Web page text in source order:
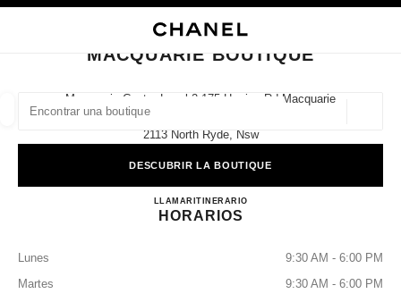
las sugerencias se muestran debajo de esta barra de búsqueda
0 Sugerencias disponibles
CERRAR TARJETA DE BOUTIQUE MACQUARIE BOUTIQUE
MACQUARIE BOUTIQUE
Macquarie Centre Level 2 175 Herring Rd Macquarie
2113 North Ryde, Nsw
DESCUBRIR LA BOUTIQUE
LLAMAR1300 242 635
ITINERARIOMACQUARIE BOUTIQUE
HORARIOS
Lunes
9:30 AM - 6:00 PM
Martes
9:30 AM - 6:00 PM
resultado de los filtros por:
MODA GAFAS RELOJERÍA Y JOYERÍA